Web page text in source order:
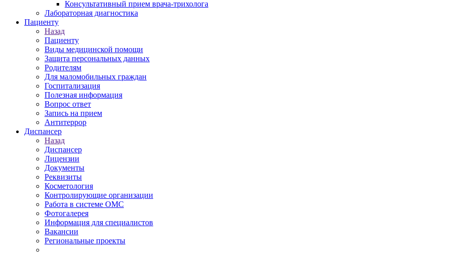
Консультативный прием врача-трихолога
Лабораторная диагностика
Пациенту
Назад
Пациенту
Виды медицинской помощи
Защита персональных данных
Родителям
Для маломобильных граждан
Госпитализация
Полезная информация
Вопрос ответ
Запись на прием
Антитеррор
Диспансер
Назад
Диспансер
Лицензии
Документы
Реквизиты
Косметология
Контролирующие организации
Работа в системе ОМС
Фотогалерея
Информация для специалистов
Вакансии
Региональные проекты